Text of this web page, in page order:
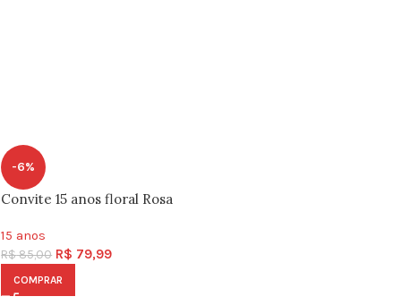
-6%
Convite 15 anos floral Rosa
15 anos
R$85,00 R$ 79,99
COMPRAR